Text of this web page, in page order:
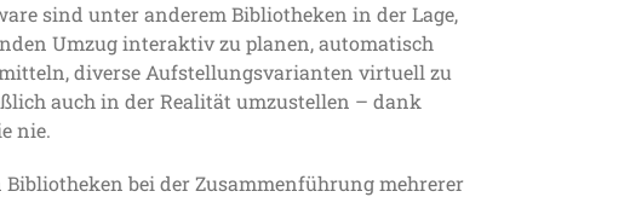
sind unter anderem Bibliotheken in der Lage,
Umzug interaktiv zu planen, automatisch
diverse Aufstellungsvarianten virtuell zu
auch in der Realität umzustellen – dank
nie.
bei der Zusammenführung mehrerer